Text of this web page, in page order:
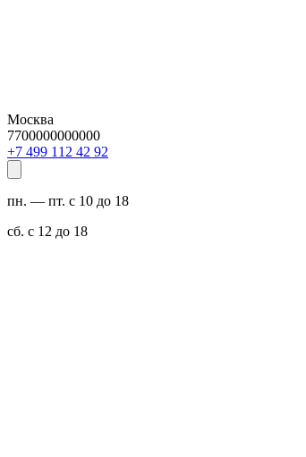
Москва
7700000000000
29 24 211 994 7+
пн. — пт. с 10 до 18
сб. с 12 до 18